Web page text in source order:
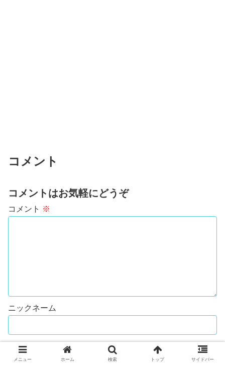
コメント
コメントはお気軽にどうぞ
コメント ※
メニュー ホーム 検索 トップ サイドバー